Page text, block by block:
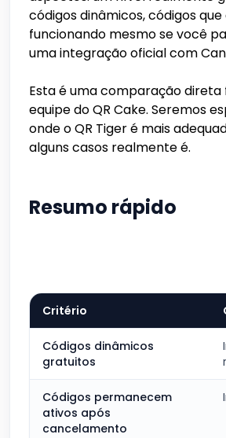
códigos dinâmicos, códigos
funcionando mesmo se você
uma integração oficial com
Esta é uma comparação
equipe do QR Cake. Seremos
onde o QR Tiger é mais
alguns casos realmente é.
Resumo rápido
Critério
Códigos dinâmicos
gratuitos
Códigos permanecem
ativos após
cancelamento